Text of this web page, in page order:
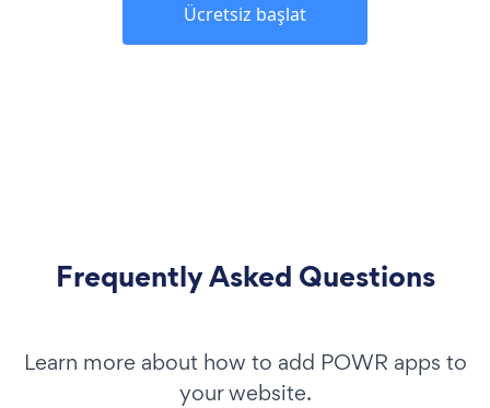
Ücretsiz başlat
Frequently Asked Questions
Learn more about how to add POWR apps to
your website.